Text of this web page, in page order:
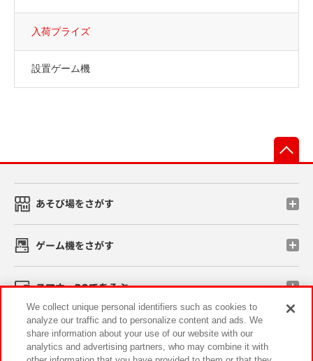
入荷プライズ
設置ゲーム機
あそび場をさがす
ゲーム機をさがす
スマホ・PCであそぶ
イベント・キャンペーン
We collect unique personal identifiers such as cookies to
analyze our traffic and to personalize content and ads. We
share information about your use of our website with our
analytics and advertising partners, who may combine it with